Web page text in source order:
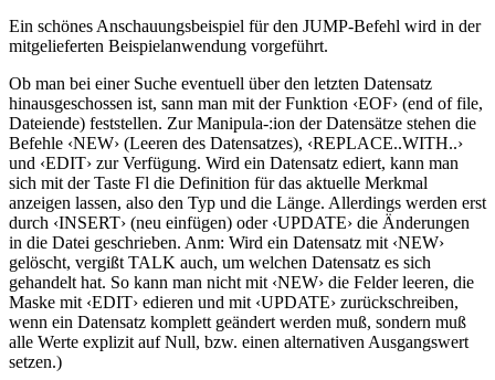
Ein schönes Anschauungsbeispiel für den JUMP-Befehl wird in der
mitgelieferten Beispielanwendung vorgeführt.
Ob man bei einer Suche eventuell über den letzten Datensatz
hinausgeschossen ist, sann man mit der Funktion ‹EOF› (end of file,
Dateiende) feststellen. Zur Manipula-:ion der Datensätze stehen die
Befehle ‹NEW› (Leeren des Datensatzes), ‹REPLACE..WITH..›
und ‹EDIT› zur Verfügung. Wird ein Datensatz ediert, kann man
sich mit der Taste Fl die Definition für das aktuelle Merkmal
anzeigen lassen, also den Typ und die Länge. Allerdings werden erst
durch ‹INSERT› (neu einfügen) oder ‹UPDATE› die Änderungen
in die Datei geschrieben. Anm: Wird ein Datensatz mit ‹NEW›
gelöscht, vergißt TALK auch, um welchen Datensatz es sich
gehandelt hat. So kann man nicht mit ‹NEW› die Felder leeren, die
Maske mit ‹EDIT› edieren und mit ‹UPDATE› zurückschreiben,
wenn ein Datensatz komplett geändert werden muß, sondern muß
alle Werte explizit auf Null, bzw. einen alternativen Ausgangswert
setzen.)